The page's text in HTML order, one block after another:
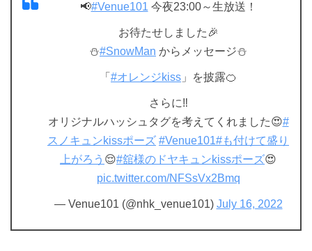
📢#Venue101 今夜23:00～生放送！
お待たせしました🎉
⛄#SnowMan からメッセージ⛄
「 #オレンジkiss 」を披露🍊
さらに‼
オリジナルハッシュタグを考えてくれました😍#
スノキュンkissポーズ #Venue101#も付けて盛り
上がろう 😌#舘様のドヤキュンkissポーズ😍
pic.twitter.com/NFSsVx2Bmq
— Venue101 (@nhk_venue101) July 16, 2022